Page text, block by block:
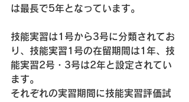
は最長で5年となっています。
技能実習は1号から3号に分類されてお
り、技能実習1号の在留期間は1年、技
能実習2号・3号は2年と設定されてい
ます。
それぞれの実習期間に技能実習評価試